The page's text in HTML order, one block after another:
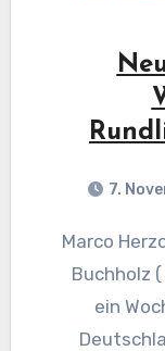
7.
Marco Herzog hat mit seiner Frendin Maria
Buchholz
ein